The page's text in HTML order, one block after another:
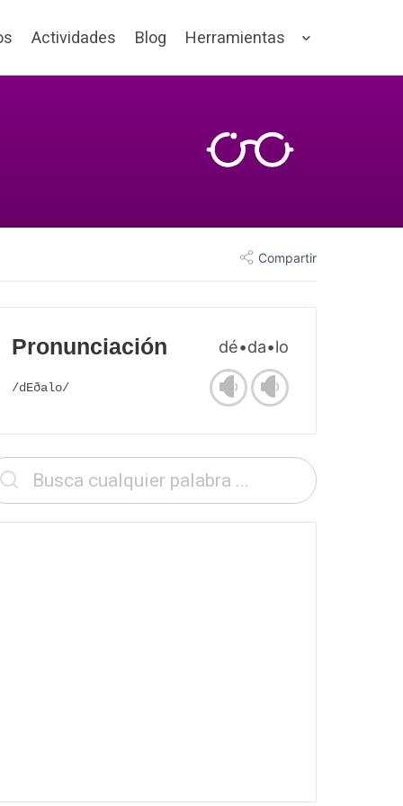
Actividades Blog Herramientas
Compartir
Pronunciación dé•da•lo
/dEðalo/